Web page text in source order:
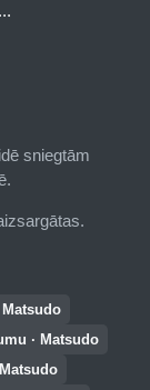
sniegtām
Matsudo
· Matsudo
Matsudo